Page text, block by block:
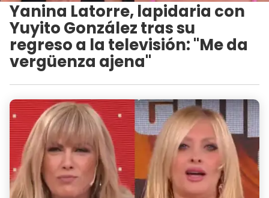
Yanina Latorre, lapidaria con
Yuyito González tras su
regreso a la televisión: "Me da
vergüenza ajena"